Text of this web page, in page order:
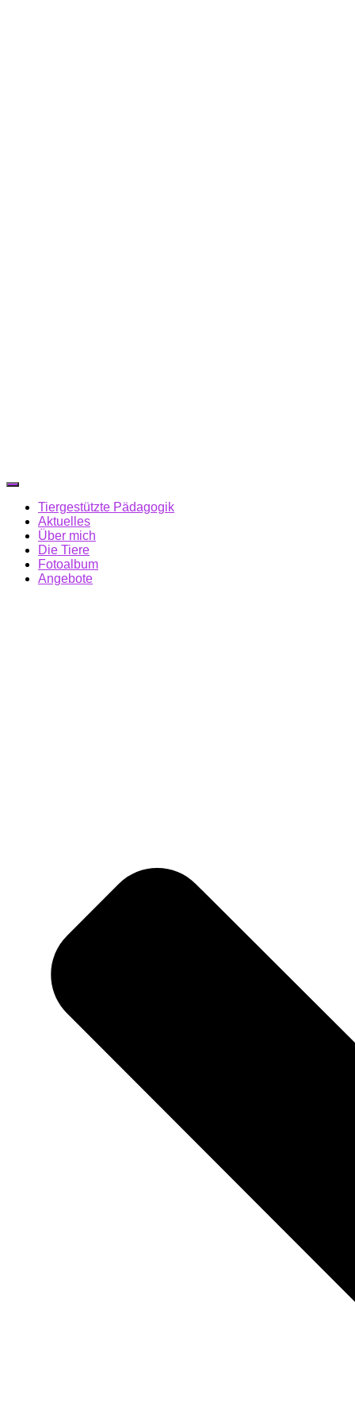
Navigation
umschalten
Tiergestützte Pädagogik
Aktuelles
Über mich
Die Tiere
Fotoalbum
Angebote